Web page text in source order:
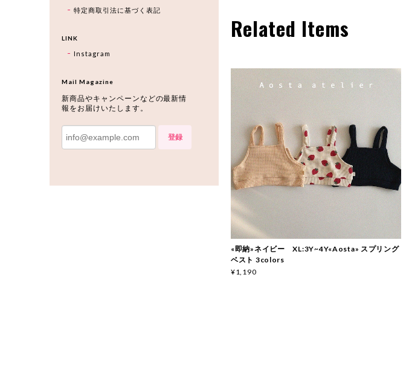
Related Items
«即納»ネイビー XL:3Y~4Y«Aosta» スプリング
ベスト 3colors
¥1,190
特定商取引法に基づく表記
LINK
Instagram
Mail Magazine
新商品やキャンペーンなどの最新情
報をお届けいたします。
登録